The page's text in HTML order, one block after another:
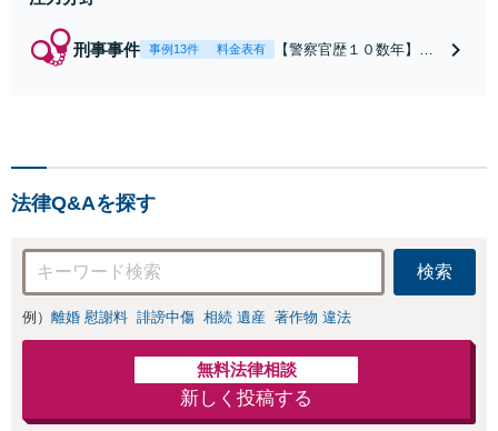
刑事事件 事例13件 料金表有
【警察官歴１０数年】
力。少年事件／告訴・告
法律Q&Aを探す
検索
例） 離婚 慰謝料 誹謗中傷 相続 遺産 著作物 違法
無料法律相談
新しく投稿する